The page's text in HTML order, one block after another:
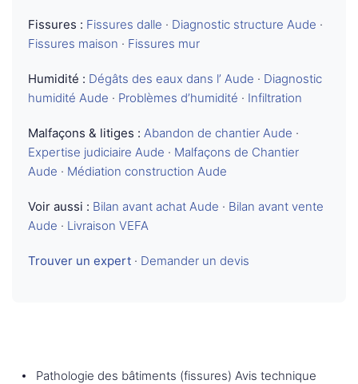
Fissures : Fissures dalle · Diagnostic structure Aude ·
Fissures maison · Fissures mur
Humidité : Dégâts des eaux dans l’ Aude · Diagnostic
humidité Aude · Problèmes d’humidité · Infiltration
Malfaçons & litiges : Abandon de chantier Aude ·
Expertise judiciaire Aude · Malfaçons de Chantier
Aude · Médiation construction Aude
Voir aussi : Bilan avant achat Aude · Bilan avant vente
Aude · Livraison VEFA
Trouver un expert · Demander un devis
Pathologie des bâtiments (fissures) Avis technique